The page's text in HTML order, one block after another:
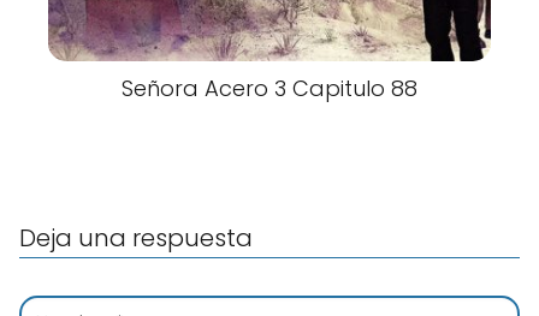
Señora Acero 3 Capitulo 88
Deja una respuesta